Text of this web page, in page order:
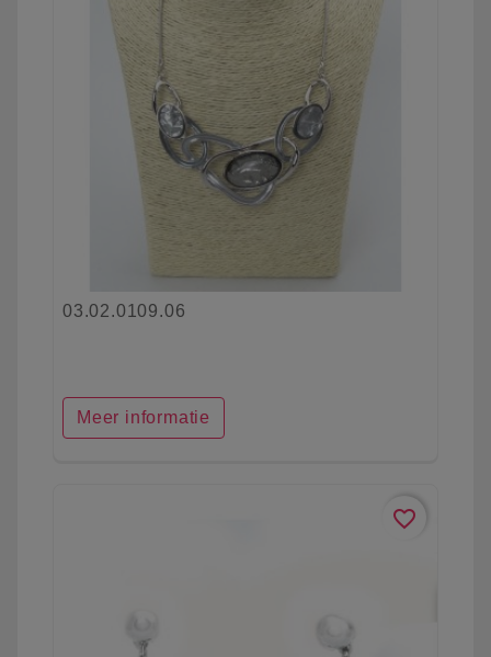
03.02.0109.06
Meer informatie
favorite_border